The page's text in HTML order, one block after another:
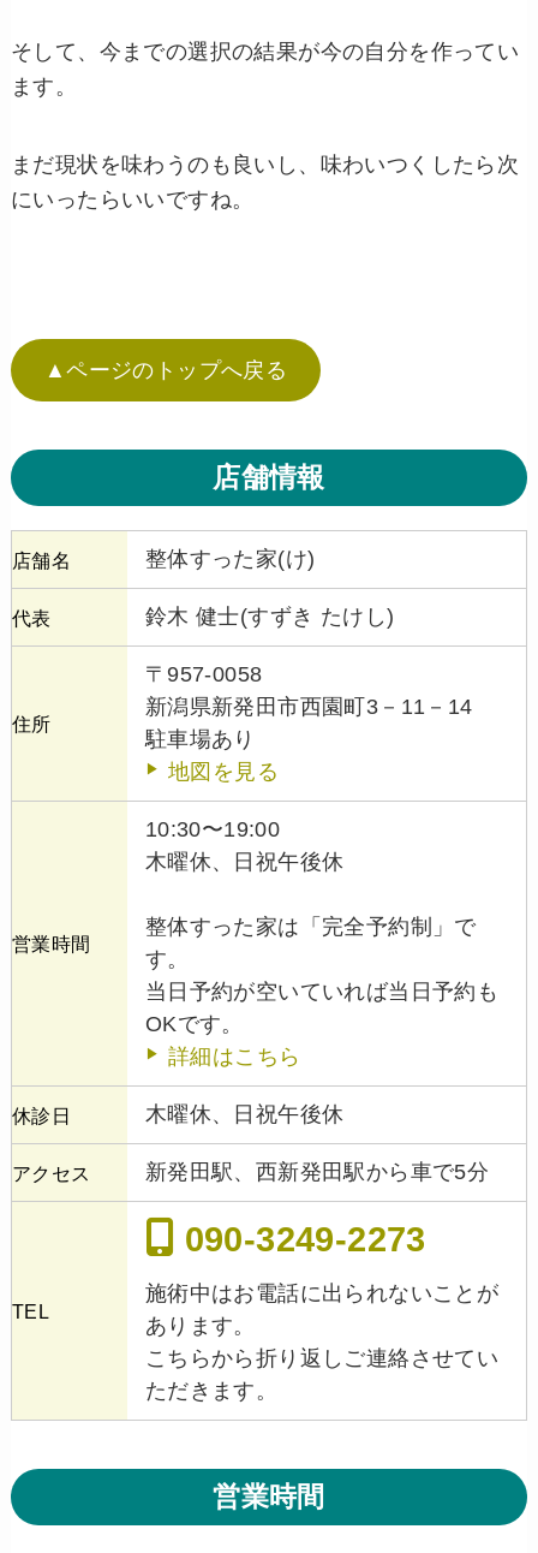
そして、今までの選択の結果が今の自分を作ってい
ます。
まだ現状を味わうのも良いし、味わいつくしたら次
にいったらいいですね。
▲ページのトップへ戻る
店舗情報
店舗名 整体すった家(け)
代表 鈴木 健士(すずき たけし)
住所
〒957-0058
新潟県新発田市西園町3－11－14
駐車場あり
地図を見る
営業時間
10:30〜19:00
木曜休、日祝午後休
整体すった家は「完全予約制」で
す。
当日予約が空いていれば当日予約も
OKです。
詳細はこちら
休診日 木曜休、日祝午後休
アクセス 新発田駅、西新発田駅から車で5分
TEL
090-3249-2273
施術中はお電話に出られないことが
あります。
こちらから折り返しご連絡させてい
ただきます。
営業時間